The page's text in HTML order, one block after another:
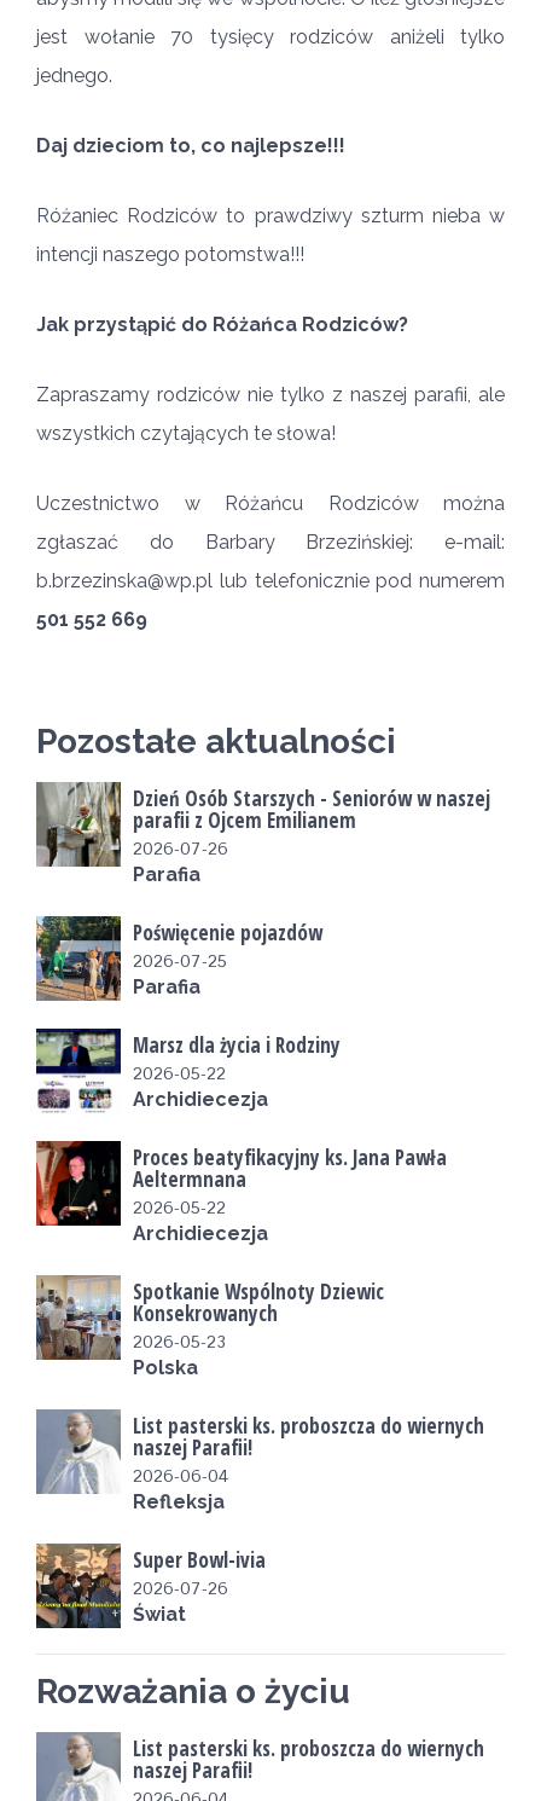
jest wołanie 70 tysięcy rodziców aniżeli tylko
jednego.
Daj dzieciom to, co najlepsze!!!
Różaniec Rodziców to prawdziwy szturm nieba w
intencji naszego potomstwa!!!
Jak przystąpić do Różańca Rodziców?
Zapraszamy rodziców nie tylko z naszej parafii, ale
wszystkich czytających te słowa!
Uczestnictwo w Różańcu Rodziców można
zgłaszać do Barbary Brzezińskiej: e-mail:
b.brzezinska@wp.pl lub telefonicznie pod numerem
501 552 669
Pozostałe aktualności
Dzień Osób Starszych - Seniorów w naszej
parafii z Ojcem Emilianem
2026-07-26
Parafia
Poświęcenie pojazdów
2026-07-25
Parafia
Marsz dla życia i Rodziny
2026-05-22
Archidiecezja
Proces beatyfikacyjny ks. Jana Pawła
Aeltermnana
2026-05-22
Archidiecezja
Spotkanie Wspólnoty Dziewic
Konsekrowanych
2026-05-23
Polska
List pasterski ks. proboszcza do wiernych
naszej Parafii!
2026-06-04
Refleksja
Super Bowl-ivia
2026-07-26
Świat
Rozważania o życiu
List pasterski ks. proboszcza do wiernych
naszej Parafii!